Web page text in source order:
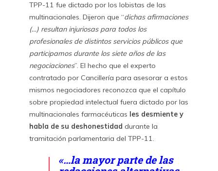
TPP-11 fue dictado por los lobistas de las
multinacionales. Dijeron que “dichas afirmaciones
(…) resultan injuriosas para todos los
profesionales de distintos servicios públicos que
participamos durante los siete años de las
negociaciones”. El hecho que el experto
contratado por Cancillería para asesorar a estos
mismos negociadores reconozca que el capítulo
sobre propiedad intelectual fuera dictado por las
multinacionales farmacéuticas les desmiente y
habla de su deshonestidad durante la
tramitación parlamentaria del TPP-11.
«…la mayor parte de las